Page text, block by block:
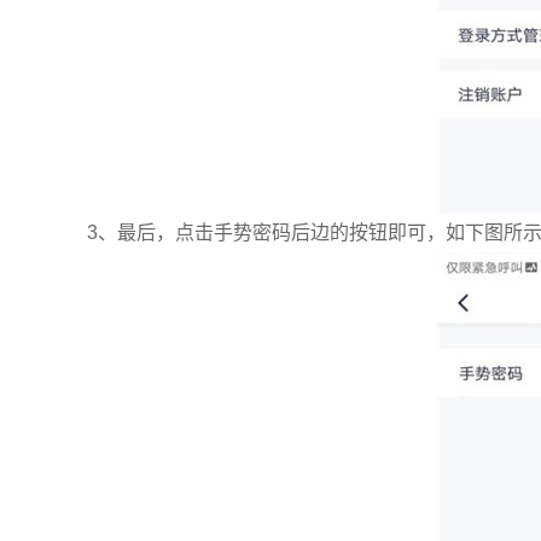
3、最后，点击手势密码后边的按钮即可，如下图所示